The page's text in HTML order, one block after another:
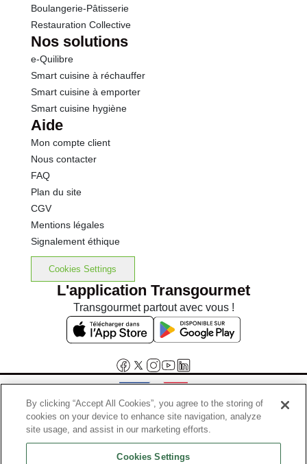
Boulangerie-Pâtisserie
Restauration Collective
Nos solutions
e-Quilibre
Smart cuisine à réchauffer
Smart cuisine à emporter
Smart cuisine hygiène
Aide
Mon compte client
Nous contacter
FAQ
Plan du site
CGV
Mentions légales
Signalement éthique
Cookies Settings
L'application Transgourmet
Transgourmet partout avec vous !
Interdiction de vente de boissons alcooliques aux mineurs de
moins de 18 ans
By clicking “Accept All Cookies”, you agree to the storing of
cookies on your device to enhance site navigation, analyze
site usage, and assist in our marketing efforts.
Cookies Settings